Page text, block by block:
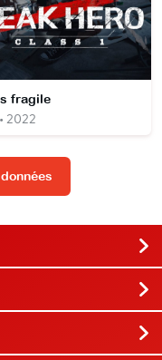
fragile
2022